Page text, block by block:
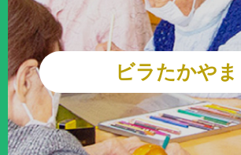
ビラたかやま